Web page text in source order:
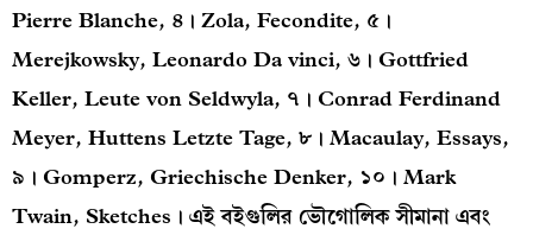
Pierre Blanche, ৪। Zola, Fecondite, ৫।
Merejkowsky, Leonardo Da vinci, ৬। Gottfried
Keller, Leute von Seldwyla, ৭। Conrad Ferdinand
Meyer, Huttens Letzte Tage, ৮। Macaulay, Essays,
৯। Gomperz, Griechische Denker, ১০। Mark
Twain, Sketches। এই বইগুলির ভৌগোলিক সীমানা এবং